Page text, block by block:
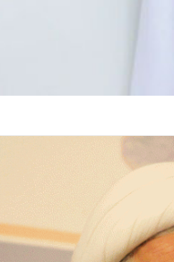
حفل اختتام دورة التربية
بالحُب